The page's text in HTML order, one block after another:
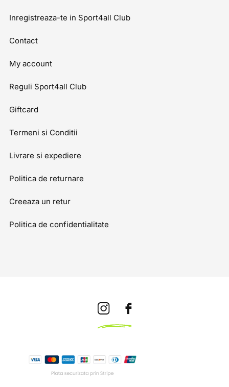
Inregistreaza-te in Sport4all Club
Contact
My account
Reguli Sport4all Club
Giftcard
Termeni si Conditii
Livrare si expediere
Politica de returnare
Creeaza un retur
Politica de confidentialitate